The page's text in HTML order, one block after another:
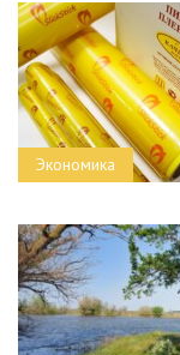
Экономика